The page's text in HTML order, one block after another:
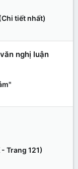
tiết nhất)
nghị luận
Trang 121)